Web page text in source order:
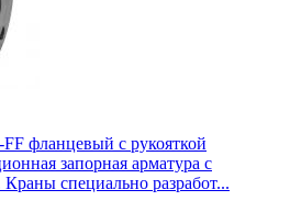
фланцевый с рукояткой
запорная арматура с
специально разработ...